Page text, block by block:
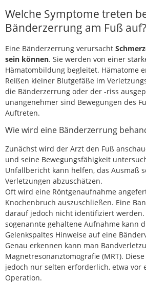
Welche Symptome treten
Bänderzerrung am Fuß auf?
Eine Bänderzerrung verursacht
sein können. Sie werden von einer
Hämatombildung begleitet. Hämatome
Reißen kleiner Blutgefäße im
die Bänderzerrung oder der -riss
unangenehmer sind Bewegungen des
Auftreten.
Wie wird eine Bänderzerrung
Zunächst wird der Arzt den Fuß
und seine Bewegungsfähigkeit
Unfallbericht kann helfen, das Ausmaß
Verletzungen abzuschätzen.
Oft wird eine Röntgenaufnahme
Knochenbruch auszuschließen. Eine
darauf jedoch nicht identifiziert werden.
sogenannte gehaltene Aufnahme kann
Gelenkspaltes Hinweise auf eine
Genau erkennen kann man
Magnetresonanztomografie (MRT).
jedoch nur selten erforderlich, etwa vor
Operation.